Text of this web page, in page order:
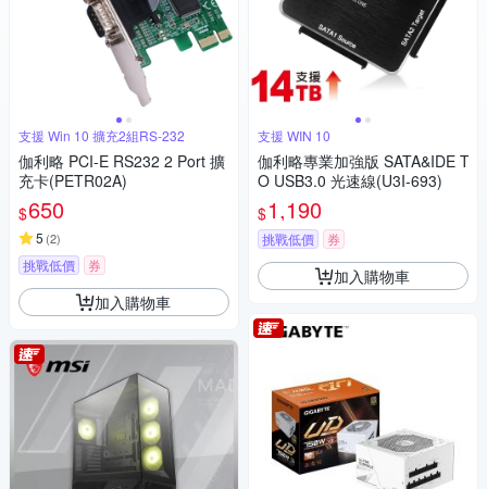
支援 Win 10 擴充2組RS-232
伽利略 PCI-E RS232 2 Port 擴
充卡(PETR02A)
$650
5 (2)
挑戰低價 券
加入購物車
支援 WIN 10
伽利略專業加強版 SATA&IDE T
O USB3.0 光速線(U3I-693)
$1,190
挑戰低價 券
加入購物車